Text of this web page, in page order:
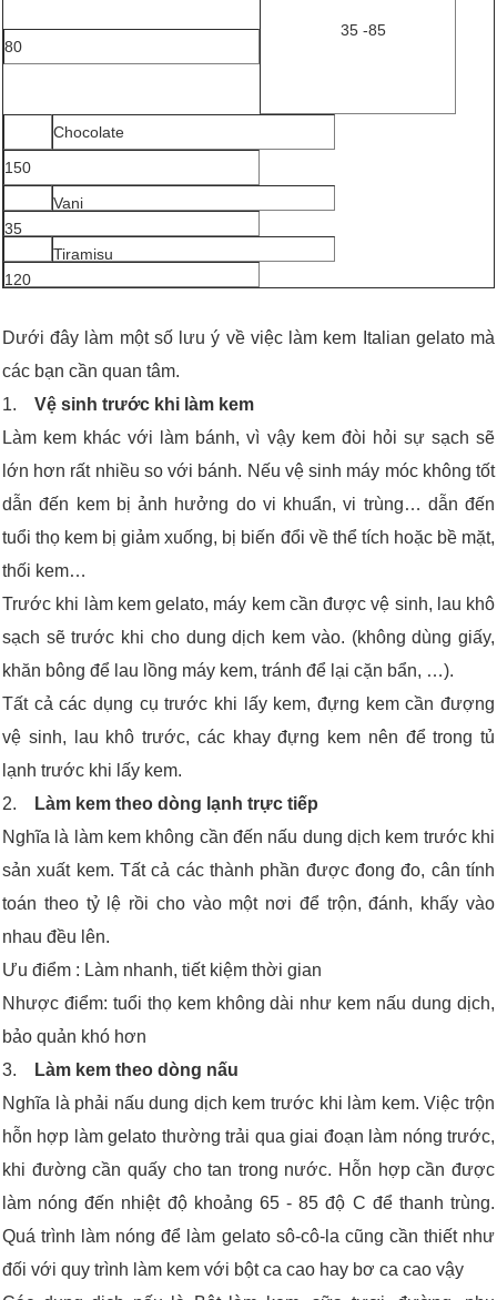
80
35 -85
Chocolate
150
Vani
35
Tiramisu
120
Dưới đây làm một số lưu ý về việc làm kem Italian gelato mà
các bạn cần quan tâm.
1.
Vệ sinh trước khi làm kem
Làm kem khác với làm bánh, vì vậy kem đòi hỏi sự sạch sẽ
lớn hơn rất nhiều so với bánh. Nếu vệ sinh máy móc không tốt
dẫn đến kem bị ảnh hưởng do vi khuẩn, vi trùng… dẫn đến
tuổi thọ kem bị giảm xuống, bị biến đổi về thể tích hoặc bề mặt,
thối kem…
Trước khi làm kem gelato, máy kem cần được vệ sinh, lau khô
sạch sẽ trước khi cho dung dịch kem vào. (không dùng giấy,
khăn bông để lau lồng máy kem, tránh để lại cặn bẩn, …).
Tất cả các dụng cụ trước khi lấy kem, đựng kem cần đượng
vệ sinh, lau khô trước, các khay đựng kem nên để trong tủ
lạnh trước khi lấy kem.
2.
Làm kem theo dòng lạnh trực tiếp
Nghĩa là làm kem không cần đến nấu dung dịch kem trước khi
sản xuất kem. Tất cả các thành phần được đong đo, cân tính
toán theo tỷ lệ rồi cho vào một nơi để trộn, đánh, khấy vào
nhau đều lên.
Ưu điểm : Làm nhanh, tiết kiệm thời gian
Nhược điểm: tuổi thọ kem không dài như kem nấu dung dịch,
bảo quản khó hơn
3.
Làm kem theo dòng nấu
Nghĩa là phải nấu dung dịch kem trước khi làm kem. Việc trộn
hỗn hợp làm gelato thường trải qua giai đoạn làm nóng trước,
khi đường cần quấy cho tan trong nước. Hỗn hợp cần được
làm nóng đến nhiệt độ khoảng 65 - 85 độ C để thanh trùng.
Quá trình làm nóng để làm gelato sô-cô-la cũng cần thiết như
đối với quy trình làm kem với bột ca cao hay bơ ca cao vậy